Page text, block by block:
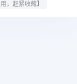
，赶紧收藏】